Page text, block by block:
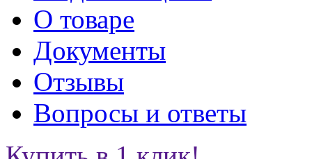
О товаре
Документы
Отзывы
Вопросы и ответы